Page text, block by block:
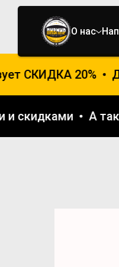
О нас
СКИДКА 20%
и скидками А